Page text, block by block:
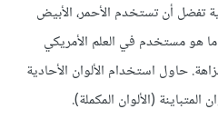
تفضل أن تستخدم الأحمر، الأبيض
هو مستخدم في العلم الأمريكي
حاول استخدام الألوان الأحادية
(الألوان المكملة).